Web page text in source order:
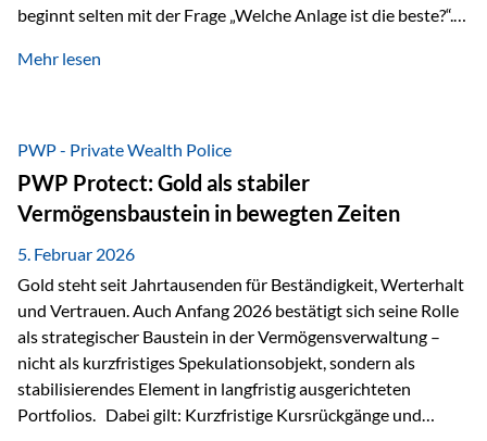
beginnt selten mit der Frage „Welche Anlage ist die beste?“.
was bekommen – wann – und in welcher Struktur?Und vor
bei größeren Vermögen ist das entscheidend.
Mehr lesen
PWP - Private Wealth Police
PWP Protect: Gold als stabiler
Vermögensbaustein in bewegten Zeiten
5. Februar 2026
Gold steht seit Jahrtausenden für Beständigkeit, Werterhalt
und Vertrauen. Auch Anfang 2026 bestätigt sich seine Rolle
als strategischer Baustein in der Vermögensverwaltung –
nicht als kurzfristiges Spekulationsobjekt, sondern als
stabilisierendes Element in langfristig ausgerichteten
Portfolios. Dabei gilt: Kurzfristige Kursrückgänge und